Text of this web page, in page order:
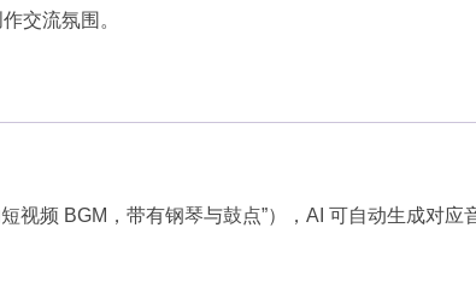
交流氛围。​
视频 BGM，带有钢琴与鼓点”），AI 可自动生成对应